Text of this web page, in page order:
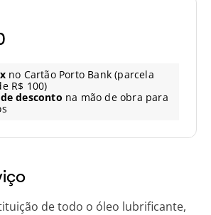
no Cartão Porto Bank (parcela
R$ 100)
desconto na mão de obra para
de todo o óleo lubrificante,